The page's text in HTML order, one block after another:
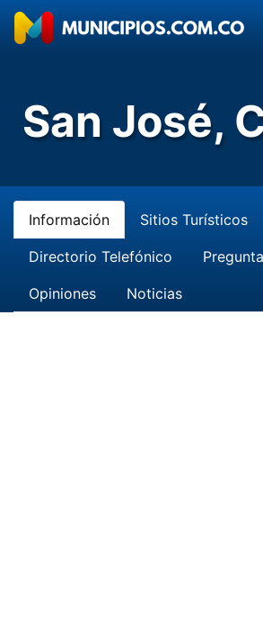
San José,
Información Sitios Turísticos
Directorio Telefónico
Opiniones Noticias